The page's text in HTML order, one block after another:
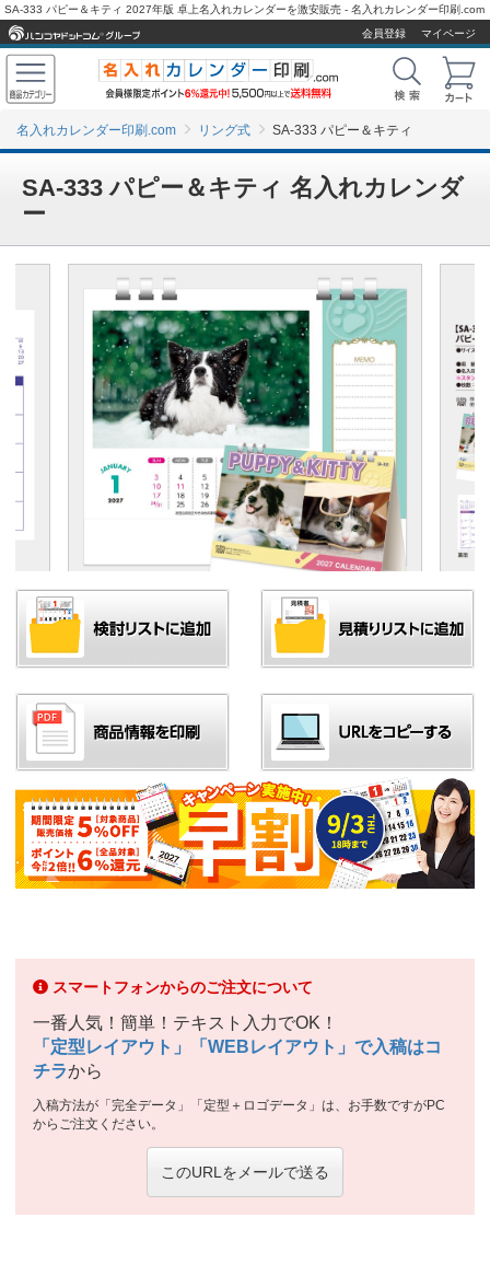
SA-333 パピー＆キティ 2027年版 卓上名入れカレンダーを激安販売 - 名入れカレンダー印刷.com
会員登録
マイページ
名入れカレンダー印刷.com リング式 SA-333 パピー＆キティ
SA-333 パピー＆キティ 名入れカレンダ
ー
スマートフォンからのご注文について
一番人気！簡単！テキスト入力でOK！
「定型レイアウト」「WEBレイアウト」で入稿はコ
チラから
入稿方法が「完全データ」「定型＋ロゴデータ」は、お手数ですがPC
からご注文ください。
このURLをメールで送る